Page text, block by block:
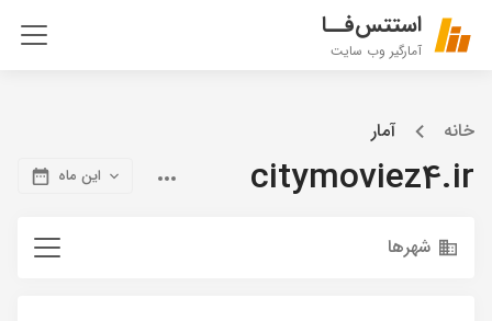
استتس‌فــا
آمارگیر وب سایت
خانه آمار
citymoviez4.ir این ماه
شهرها